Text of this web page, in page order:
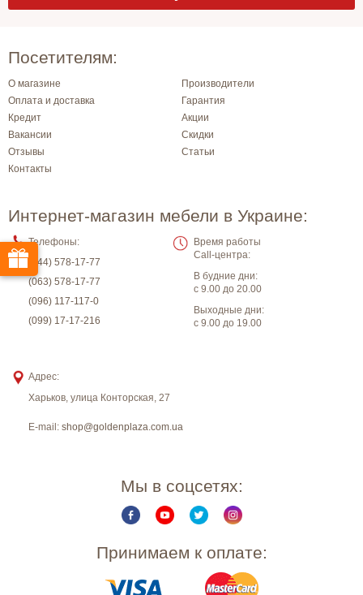
Посетителям:
О магазине
Производители
Оплата и доставка
Гарантия
Кредит
Акции
Вакансии
Скидки
Отзывы
Статьи
Контакты
Интернет-магазин мебели в Украине:
Телефоны:
(044) 578-17-77
(063) 578-17-77
(096) 117-117-0
(099) 17-17-216
Время работы
Call-центра:
В будние дни:
с 9.00 до 20.00
Выходные дни:
с 9.00 до 19.00
Адрес:
Харьков, улица Конторская, 27
E-mail: shop@goldenplaza.com.ua
Мы в соцсетях:
Принимаем к оплате: